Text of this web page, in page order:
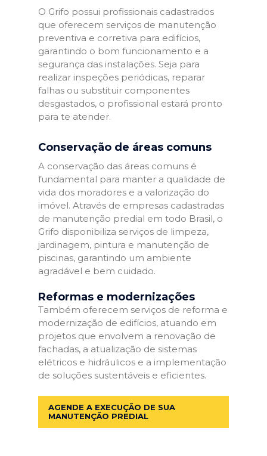
O Grifo possui profissionais cadastrados
que oferecem serviços de manutenção
preventiva e corretiva para edifícios,
garantindo o bom funcionamento e a
segurança das instalações. Seja para
realizar inspeções periódicas, reparar
falhas ou substituir componentes
desgastados, o profissional estará pronto
para te atender.
Conservação de áreas comuns
A conservação das áreas comuns é
fundamental para manter a qualidade de
vida dos moradores e a valorização do
imóvel. Através de empresas cadastradas
de manutenção predial em todo Brasil, o
Grifo disponibiliza serviços de limpeza,
jardinagem, pintura e manutenção de
piscinas, garantindo um ambiente
agradável e bem cuidado.
Reformas e modernizações
Também oferecem serviços de reforma e
modernização de edifícios, atuando em
projetos que envolvem a renovação de
fachadas, a atualização de sistemas
elétricos e hidráulicos e a implementação
de soluções sustentáveis e eficientes.
AGENDE A EXECUÇÃO DE SUA
MANUTENÇÃO PREDIAL